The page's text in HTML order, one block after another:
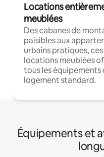
Locations
meublées
Des cabanes de
paisibles aux
urbains pratiques, ces
locations meublées
tous les équipements
logement standard.
Équipements et